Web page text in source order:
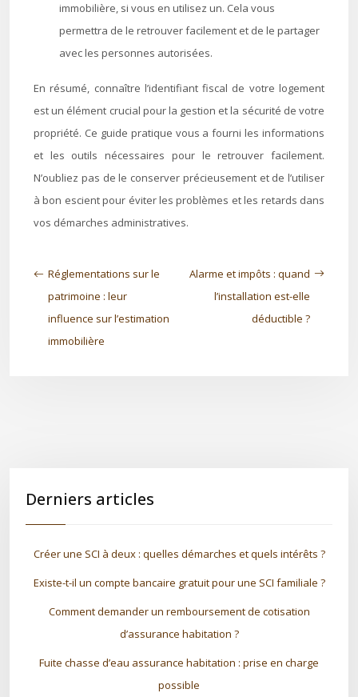
immobilière, si vous en utilisez un. Cela vous
permettra de le retrouver facilement et de le partager
avec les personnes autorisées.
En résumé, connaître l’identifiant fiscal de votre logement
est un élément crucial pour la gestion et la sécurité de votre
propriété. Ce guide pratique vous a fourni les informations
et les outils nécessaires pour le retrouver facilement.
N’oubliez pas de le conserver précieusement et de l’utiliser
à bon escient pour éviter les problèmes et les retards dans
vos démarches administratives.
Réglementations sur le
patrimoine : leur
influence sur l’estimation
immobilière
Alarme et impôts : quand
l’installation est-elle
déductible ?
Derniers articles
Créer une SCI à deux : quelles démarches et quels intérêts ?
Existe-t-il un compte bancaire gratuit pour une SCI familiale ?
Comment demander un remboursement de cotisation
d’assurance habitation ?
Fuite chasse d’eau assurance habitation : prise en charge
possible